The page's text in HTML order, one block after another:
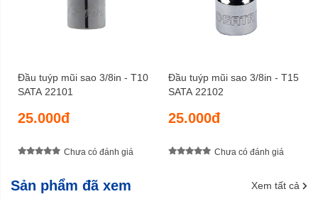
Đầu tuýp mũi sao 3/8in - T10
SATA 22101
25.000đ
Chưa có đánh giá
Đầu tuýp mũi sao 3/8in - T15
SATA 22102
25.000đ
Chưa có đánh giá
Sản phẩm đã xem Xem tất cả